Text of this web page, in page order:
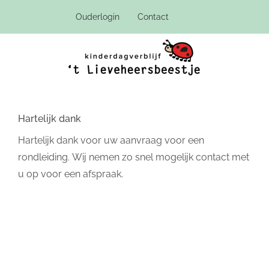
Ouderlogin Contact
Hartelijk dank
Hartelijk dank voor uw aanvraag voor een
rondleiding. Wij nemen zo snel mogelijk contact met
u op voor een afspraak.